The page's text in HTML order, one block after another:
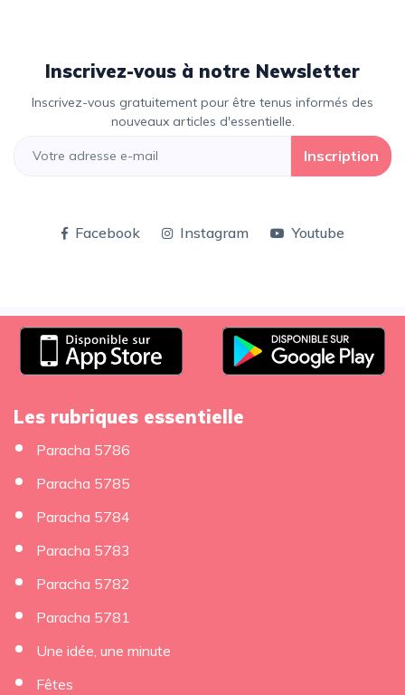
Inscrivez-vous à notre Newsletter
Inscrivez-vous gratuitement pour être tenus informés des
nouveaux articles d'essentielle.
Inscription
Facebook Instagram Youtube
Les rubriques essentielle
Paracha 5786
Paracha 5785
Paracha 5784
Paracha 5783
Paracha 5782
Paracha 5781
Une idée, une minute
Fêtes